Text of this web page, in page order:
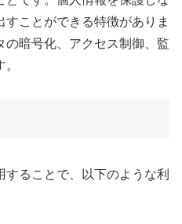
ことができる特徴がありま
暗号化、アクセス制御、監
ることで、以下のような利